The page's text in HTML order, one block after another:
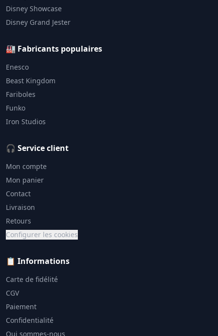
Disney Showcase
Disney Grand Jester
🏭 Fabricants populaires
Enesco
Beast Kingdom
Fariboles
Funko
Iron Studios
🎧 Service client
Mon compte
Mon panier
Contact
Livraison
Retours
Configurer les cookies
📋 Informations
Carte de fidélité
CGV
Paiement
Confidentialité
Qui sommes-nous